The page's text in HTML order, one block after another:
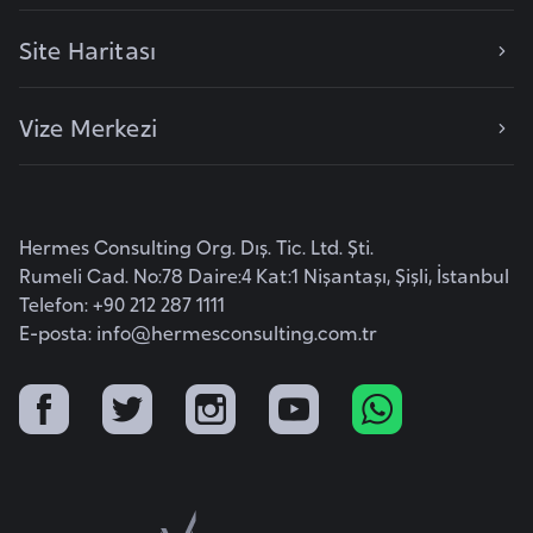
Site Haritası
Vize Merkezi
Hermes Consulting Org. Dış. Tic. Ltd. Şti.
Rumeli Cad. No:78 Daire:4 Kat:1 Nişantaşı, Şişli, İstanbul
Telefon: +90 212 287 1111
E-posta: info@hermesconsulting.com.tr
K
m
n
a
n
a